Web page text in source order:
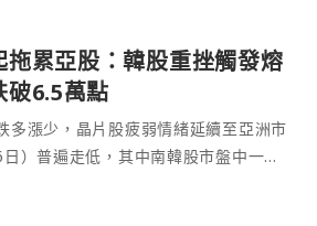
拖累亞股：韓股重挫觸發熔
破6.5萬點
多漲少，晶片股疲弱情緒延續至亞洲市
）普遍走低，其中南韓股市盤中一度
程式交易暫停機制；日本股市⋯